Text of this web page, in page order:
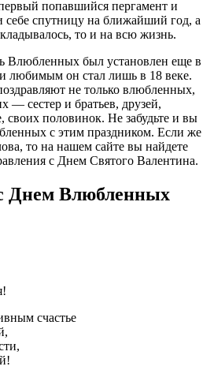
попавшийся пергамент и
себе спутницу на ближайший год, а
то и на всю жизнь.
Влюбленных был установлен еще в
любимым он стал лишь в 18 веке.
не только влюбленных,
— сестер и братьев, друзей,
своих половинок. Не забудьте и вы
с этим праздником. Если же
то на нашем сайте вы найдете
с Днем Святого Валентина.
Днем Влюбленных
счастье